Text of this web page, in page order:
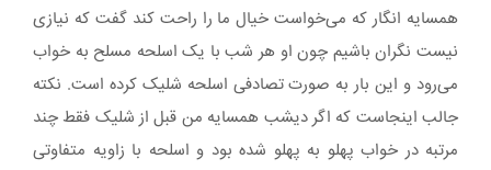
همسایه انگار که می‌خواست خیال ما را راحت کند گفت که نیازی
نیست نگران باشیم چون او هر شب با یک اسلحه مسلح به خواب
می‌رود و این بار به صورت تصادفی اسلحه شلیک کرده است. نکته
جالب اینجاست که اگر دیشب همسایه من قبل از شلیک فقط چند
مرتبه در خواب پهلو به پهلو شده بود و اسلحه با زاویه متفاوتی